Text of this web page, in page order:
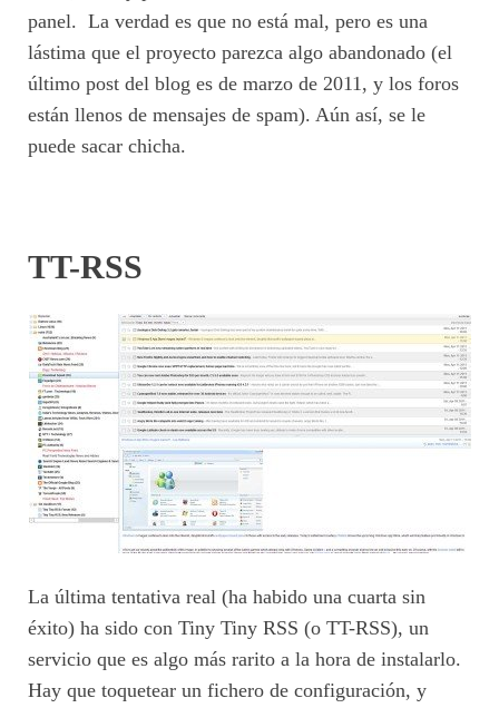
panel. La verdad es que no está mal, pero es una
lástima que el proyecto parezca algo abandonado (el
último post del blog es de marzo de 2011, y los foros
están llenos de mensajes de spam). Aún así, se le
puede sacar chicha.
TT-RSS
La última tentativa real (ha habido una cuarta sin
éxito) ha sido con Tiny Tiny RSS (o TT-RSS), un
servicio que es algo más rarito a la hora de instalarlo.
Hay que toquetear un fichero de configuración, y